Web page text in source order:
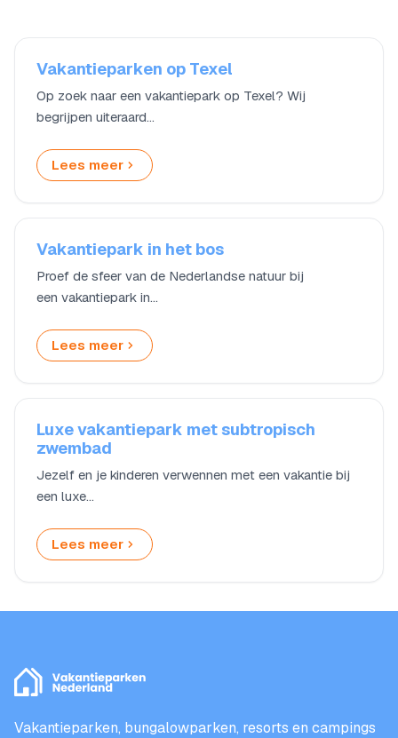
Vakantieparken op Texel
Op zoek naar een vakantiepark op Texel? Wij
begrijpen uiteraard…
Lees meer
Vakantiepark in het bos
Proef de sfeer van de Nederlandse natuur bij
een vakantiepark in…
Lees meer
Luxe vakantiepark met subtropisch
zwembad
Jezelf en je kinderen verwennen met een vakantie bij
een luxe…
Lees meer
Vakantieparken, bungalowparken, resorts en campings